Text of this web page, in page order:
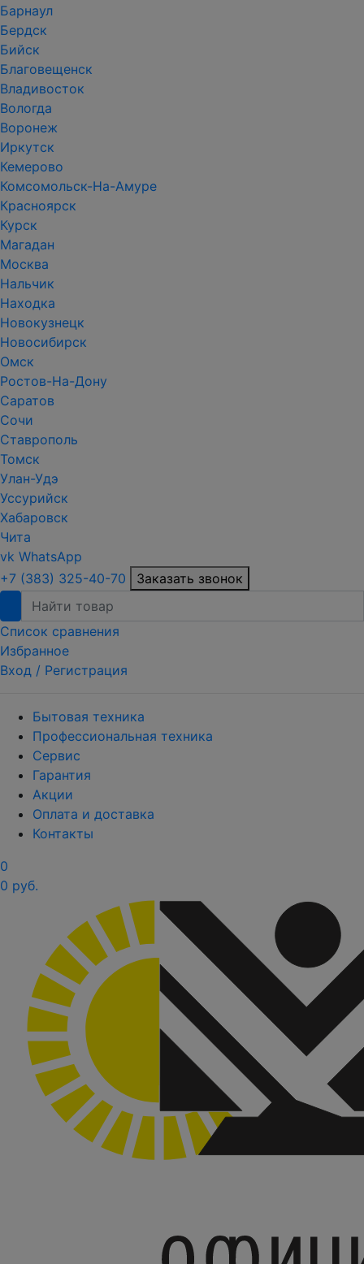
Барнаул
Бердск
Бийск
Благовещенск
Владивосток
Вологда
Воронеж
Иркутск
Кемерово
Комсомольск-На-Амуре
Красноярск
Курск
Магадан
Москва
Нальчик
Находка
Новокузнецк
Новосибирск
Омск
Ростов-На-Дону
Саратов
Сочи
Ставрополь
Томск
Улан-Удэ
Уссурийск
Хабаровск
Чита
vk WhatsApp
+7 (383) 325-40-70
Заказать звонок
Список сравнения
Избранное
Вход / Регистрация
Бытовая техника
Профессиональная техника
Сервис
Гарантия
Акции
Оплата и доставка
Контакты
0
0 руб.